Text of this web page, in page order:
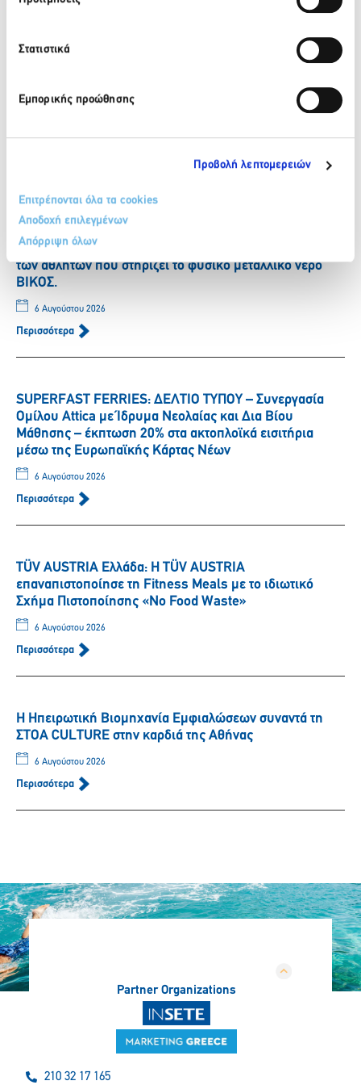
Στατιστικά
Εμπορικής προώθησης
Προβολή λεπτομερειών
Επιτρέπονται όλα τα cookies
Αποδοχή επιλεγμένων
Απόρριψη όλων
Πρόσφατα νέα
ΒΙΚΟΣ: Το φυσικό μεταλλικό νερό ΒΙΚΟΣ στο πλευρό της
ΒΙΚΟΣ: Η Νικόλ Παυλοπούλου εντάσσεται στην ομάδα
των αθλητών που στηρίζει το φυσικό μεταλλικό νερό
ΒΙΚΟΣ.
6 Αυγούστου 2026
Περισσότερα
SUPERFAST FERRIES: ΔΕΛΤΙΟ ΤΥΠΟΥ – Συνεργασία
Ομίλου Attica με Ίδρυμα Νεολαίας και Δια Βίου
Μάθησης – έκπτωση 20% στα ακτοπλοϊκά εισιτήρια
μέσω της Ευρωπαϊκής Κάρτας Νέων
6 Αυγούστου 2026
Περισσότερα
TÜV AUSTRIA Ελλάδα: Η TÜV AUSTRIA
επαναπιστοποίησε τη Fitness Meals με το ιδιωτικό
Σχήμα Πιστοποίησης «No Food Waste»
6 Αυγούστου 2026
Περισσότερα
Η Ηπειρωτική Βιομηχανία Εμφιαλώσεων συναντά τη
ΣΤΟΑ CULTURE στην καρδιά της Αθήνας
6 Αυγούστου 2026
Περισσότερα
Partner Organizations
210 32 17 165